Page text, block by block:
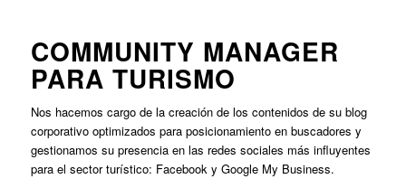
COMMUNITY MANAGER
PARA TURISMO
Nos hacemos cargo de la creación de los contenidos de su blog
corporativo optimizados para posicionamiento en buscadores y
gestionamos su presencia en las redes sociales más influyentes
para el sector turístico: Facebook y Google My Business.